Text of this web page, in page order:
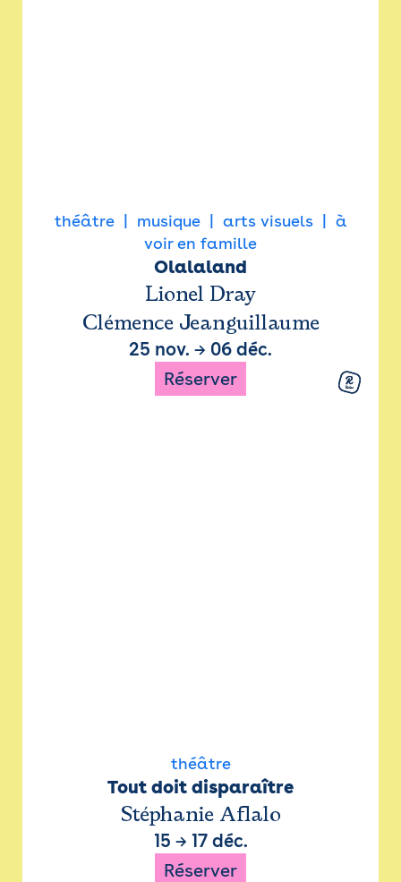
théâtre musique arts visuels
à
voir en famille
Olalaland
Lionel Dray
Clémence Jeanguillaume
25 nov. → 06 déc.
Réserver
théâtre
Tout doit disparaître
Stéphanie Aflalo
15 → 17 déc.
Réserver